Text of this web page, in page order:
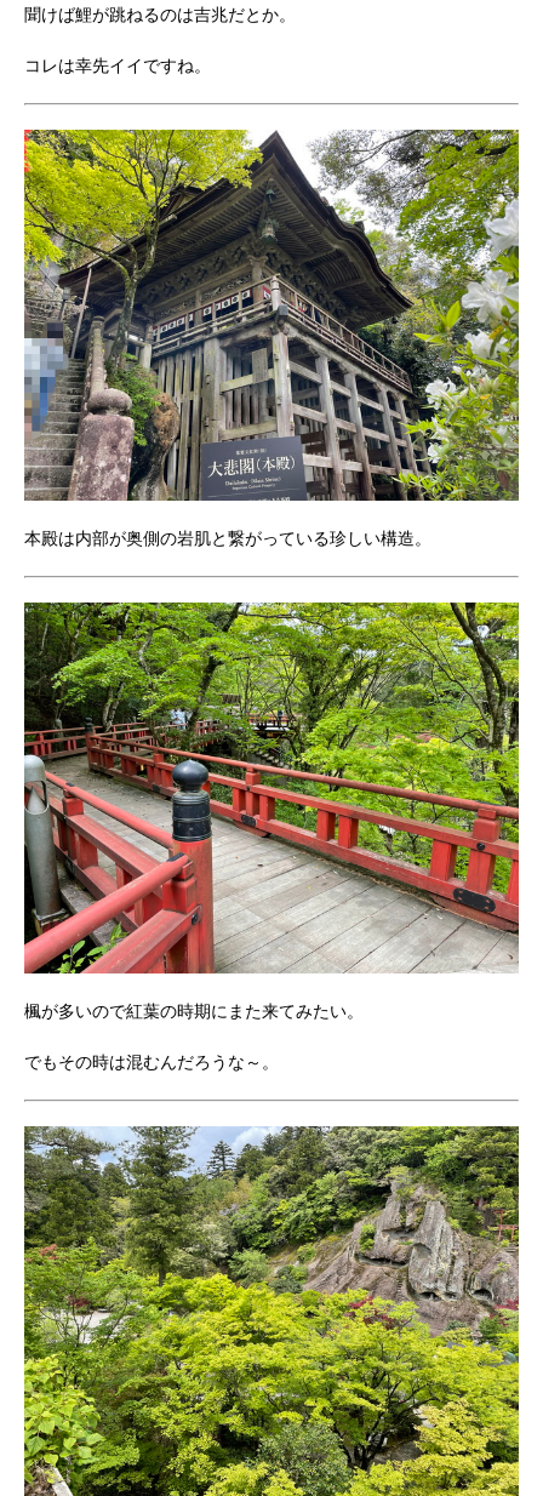
聞けば鯉が跳ねるのは吉兆だとか。
コレは幸先イイですね。
本殿は内部が奥側の岩肌と繋がっている珍しい構造。
楓が多いので紅葉の時期にまた来てみたい。
でもその時は混むんだろうな～。